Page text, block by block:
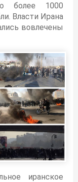
более 1000
Власти Ирана
вовлечены
иранское